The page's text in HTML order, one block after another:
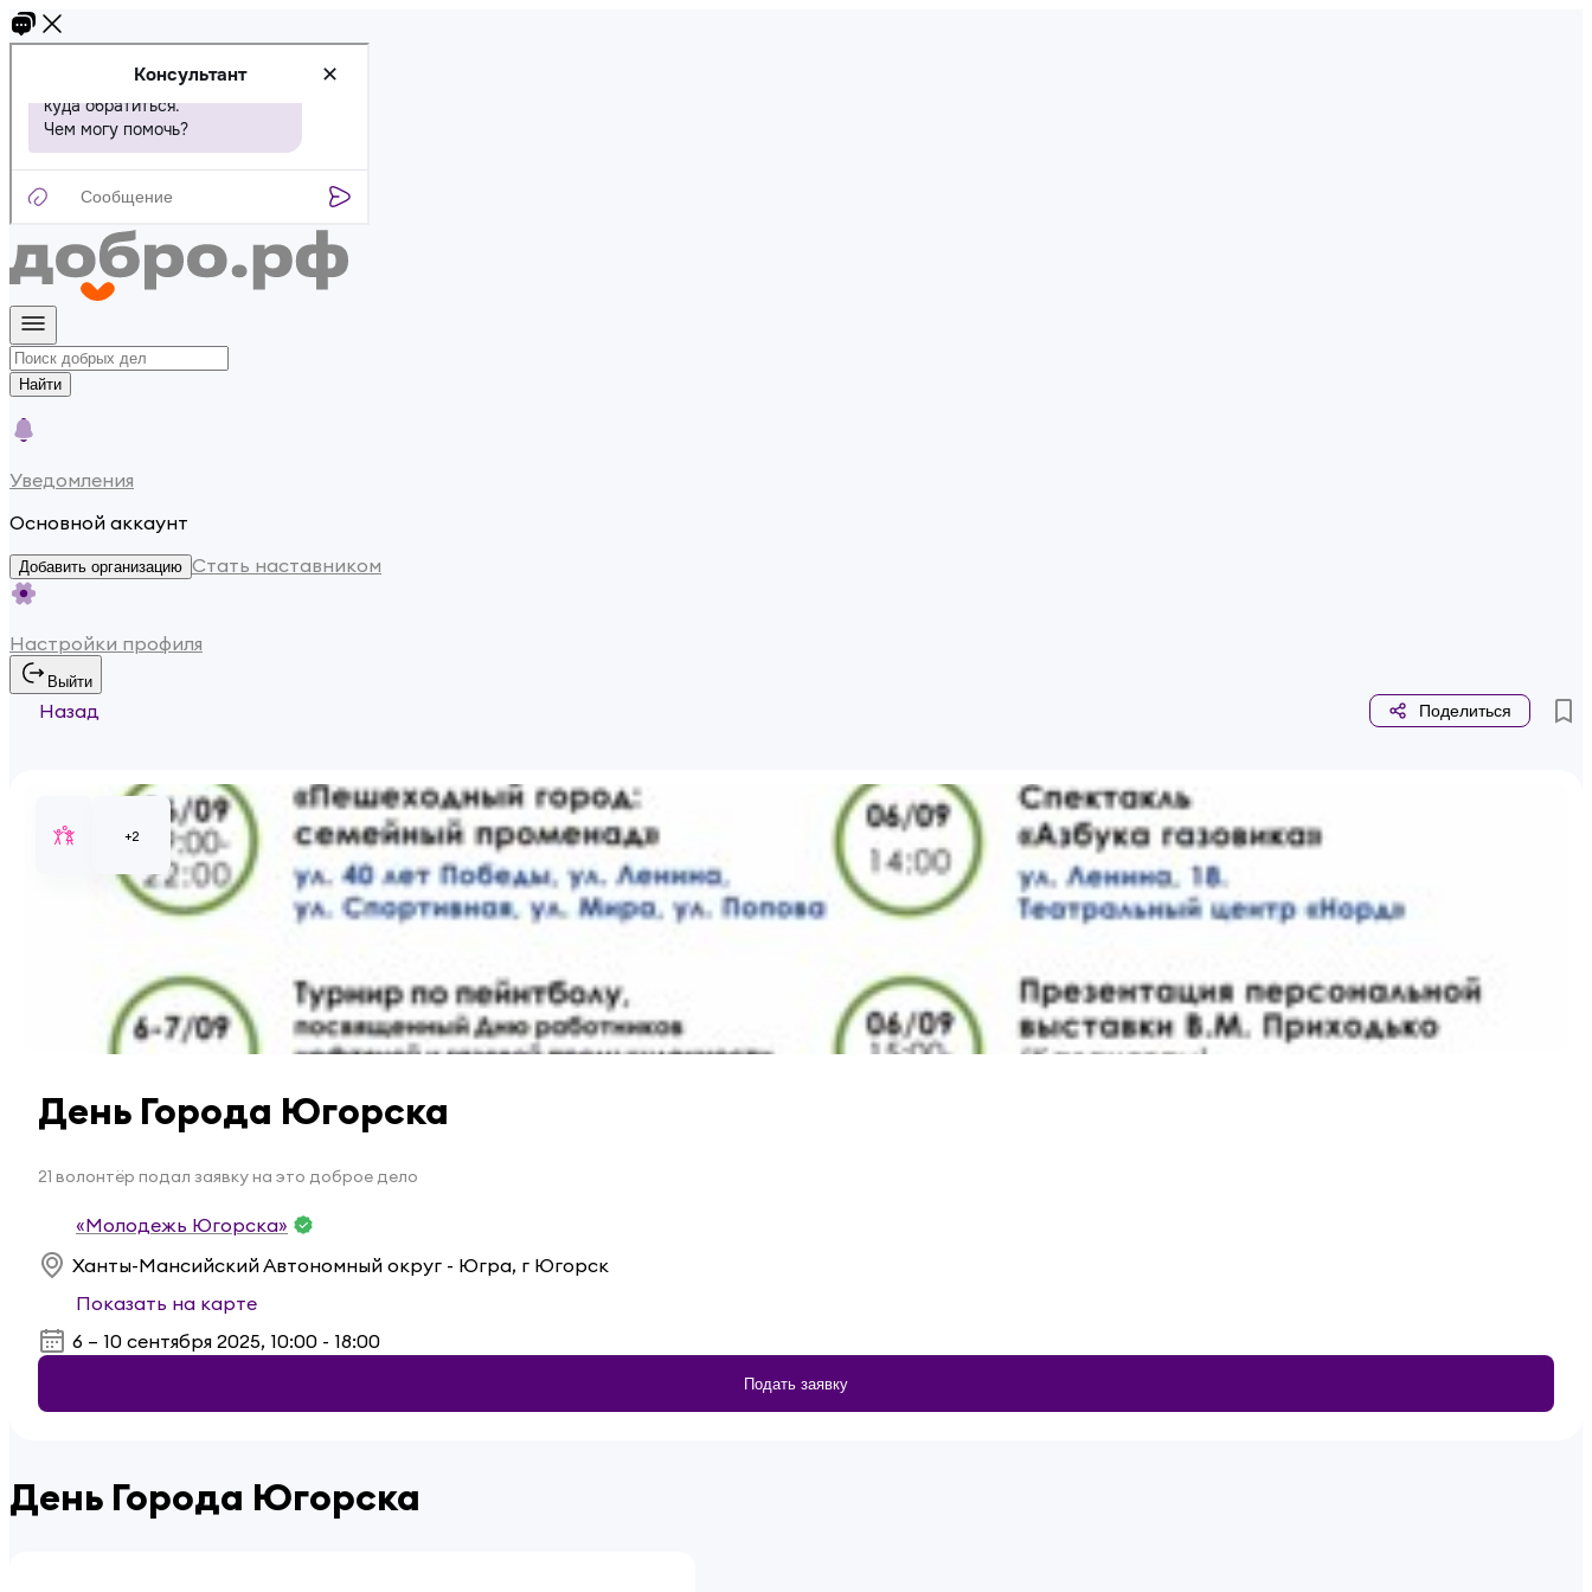
Найти
Уведомления
Основной аккаунт
Добавить организацию Стать наставником
Настройки профиля
Выйти
Назад Поделиться
+2
День Города Югорска
21 волонтёр подал заявку на это доброе дело
«Молодежь Югорска»
Ханты-Мансийский Автономный округ - Югра, г Югорск
Показать на карте
6 – 10 сентября 2025, 10:00 - 18:00
Подать заявку
День Города Югорска